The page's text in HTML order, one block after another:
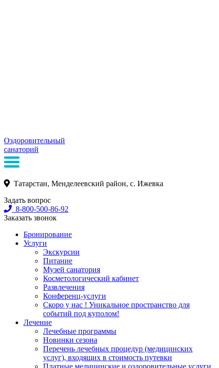
Оздоровительный
санаторий
Татарстан, Менделеевский район, с. Ижевка
Задать вопрос
8-800-500-86-92
Заказать звонок
Бронирование
Услуги
Экскурсии
Питание
Музей санатория
Косметологический кабинет
Развлечения
Конференц-услуги
Скоро у нас ! Уникальное пространство для
событий под куполом!
Лечение
Лечебные программы
Новинки сезона
Перечень лечебных процедур (медицинских
услуг), входящих в стоимость путевки
Платные медицинские и оздоровительные услуги